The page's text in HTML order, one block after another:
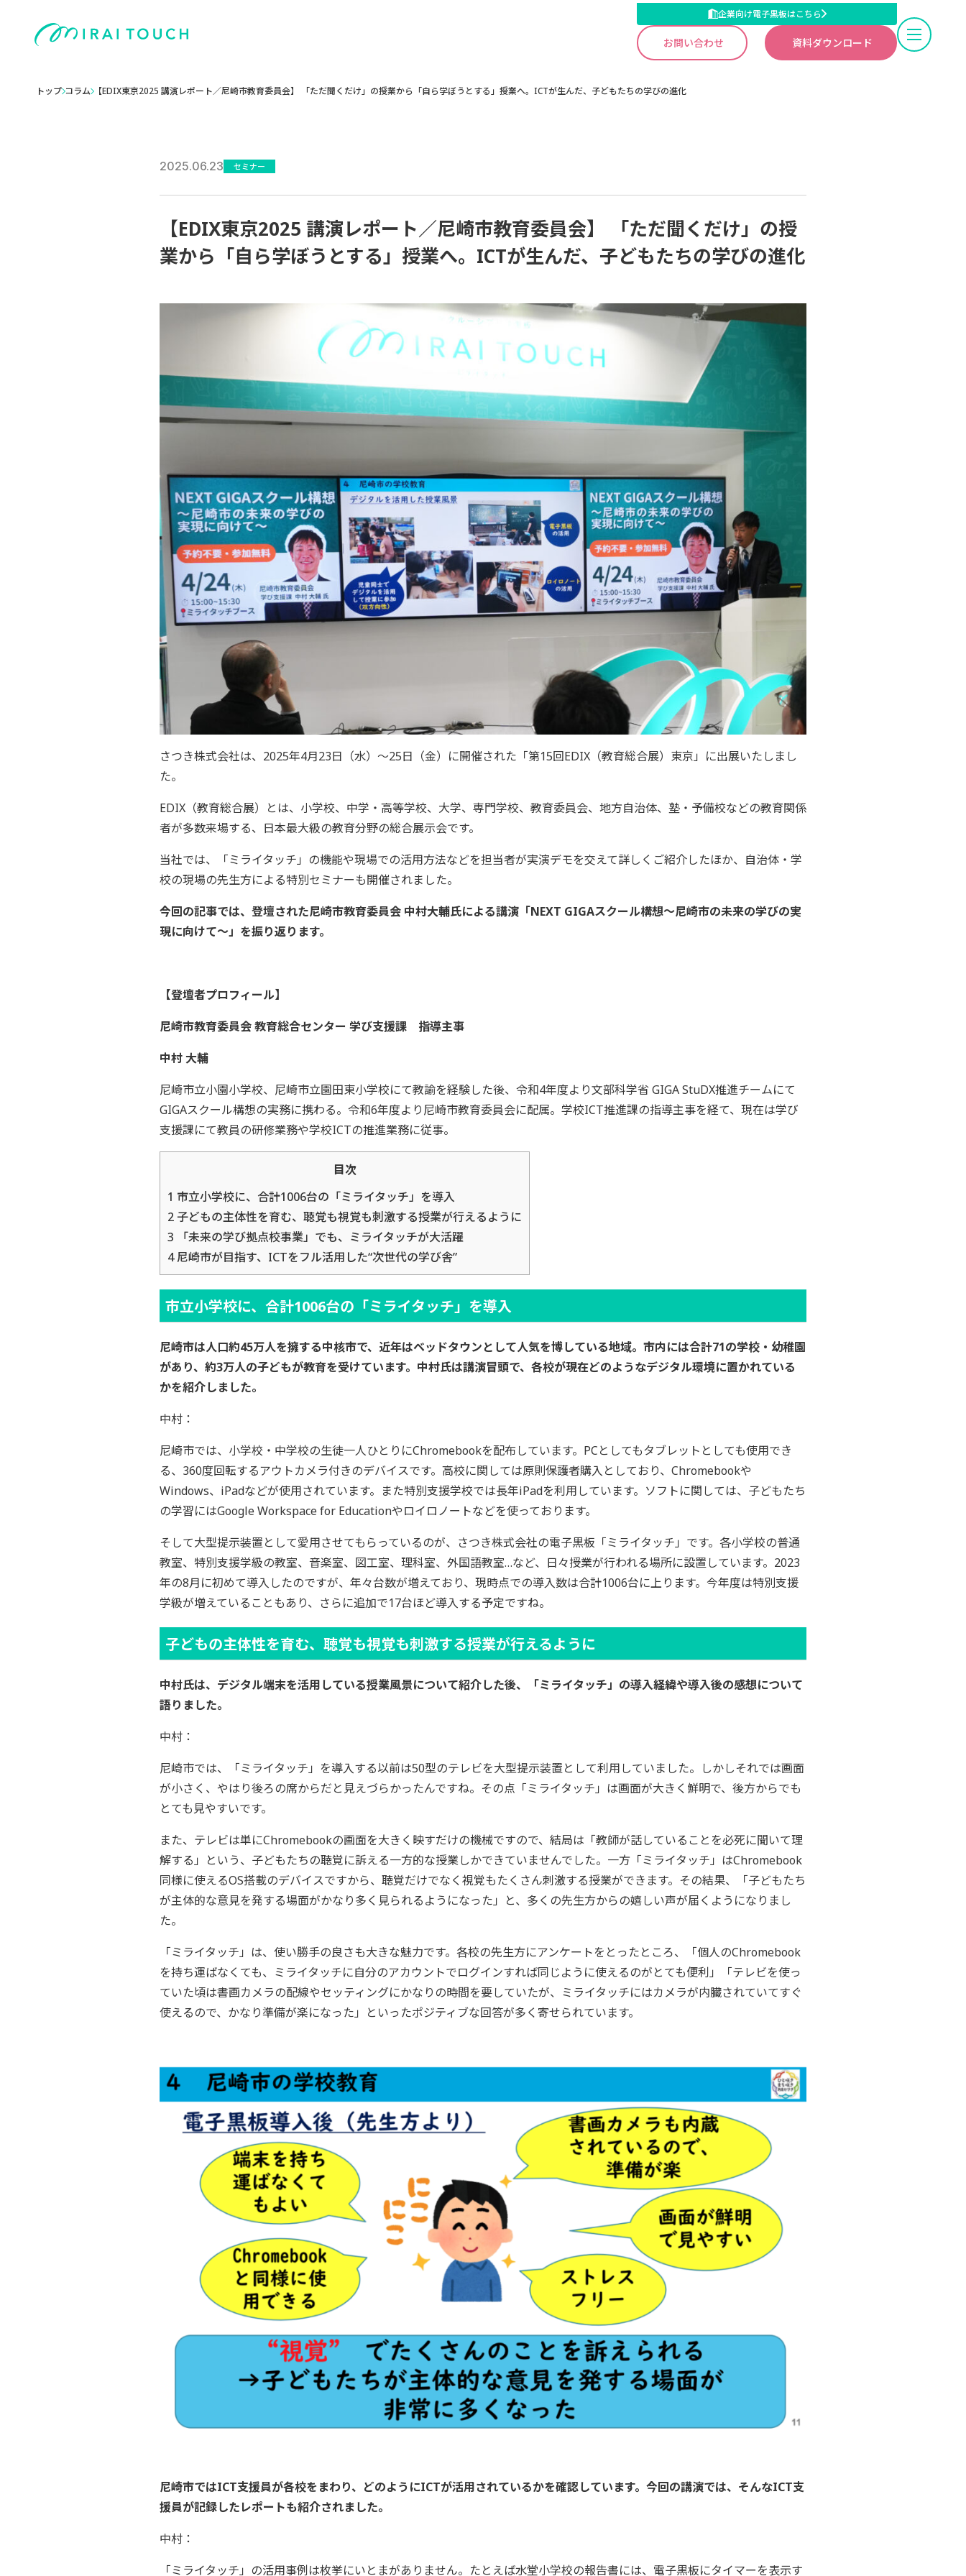
企業向け電子黒板はこちら
お問い合わせ 資料ダウンロード
トップ コラム 【EDIX東京2025 講演レポート／尼崎市教育委員会】 「ただ聞くだけ」の授業から「自ら学ぼうとする」授業へ。ICTが生んだ、子どもたちの学びの進化
2025.06.23 セミナー
【EDIX東京2025 講演レポート／尼崎市教育委員会】 「ただ聞くだけ」の授
業から「自ら学ぼうとする」授業へ。ICTが生んだ、子どもたちの学びの進化
さつき株式会社は、2025年4月23日（水）〜25日（金）に開催された「第15回EDIX（教育総合展）東京」に出展いたしまし
た。
EDIX（教育総合展）とは、小学校、中学・高等学校、大学、専門学校、教育委員会、地方自治体、塾・予備校などの教育関係
者が多数来場する、日本最大級の教育分野の総合展示会です。
当社では、「ミライタッチ」の機能や現場での活用方法などを担当者が実演デモを交えて詳しくご紹介したほか、自治体・学
校の現場の先生方による特別セミナーも開催されました。
今回の記事では、登壇された尼崎市教育委員会 中村大輔氏による講演「NEXT GIGAスクール構想〜尼崎市の未来の学びの実
現に向けて〜」を振り返ります。
【登壇者プロフィール】
尼崎市教育委員会 教育総合センター 学び支援課 指導主事
中村 大輔
尼崎市立小園小学校、尼崎市立園田東小学校にて教諭を経験した後、令和4年度より文部科学省 GIGA StuDX推進チームにて
GIGAスクール構想の実務に携わる。令和6年度より尼崎市教育委員会に配属。学校ICT推進課の指導主事を経て、現在は学び
支援課にて教員の研修業務や学校ICTの推進業務に従事。
目次
1 市立小学校に、合計1006台の「ミライタッチ」を導入
2 子どもの主体性を育む、聴覚も視覚も刺激する授業が行えるように
3 「未来の学び拠点校事業」でも、ミライタッチが大活躍
4尼崎市が目指す、ICTをフル活用した“次世代の学び舎”
市立小学校に、合計1006台の「ミライタッチ」を導入
尼崎市は人口約45万人を擁する中核市で、近年はベッドタウンとして人気を博している地域。市内には合計71の学校・幼稚園
があり、約3万人の子どもが教育を受けています。中村氏は講演冒頭で、各校が現在どのようなデジタル環境に置かれている
かを紹介しました。
中村：
尼崎市では、小学校・中学校の生徒一人ひとりにChromebookを配布しています。PCとしてもタブレットとしても使用でき
る、360度回転するアウトカメラ付きのデバイスです。高校に関しては原則保護者購入としており、Chromebookや
Windows、iPadなどが使用されています。また特別支援学校では長年iPadを利用しています。ソフトに関しては、子どもたち
の学習にはGoogle Workspace for Educationやロイロノートなどを使っております。
そして大型提示装置として愛用させてもらっているのが、さつき株式会社の電子黒板「ミライタッチ」です。各小学校の普通
教室、特別支援学級の教室、音楽室、図工室、理科室、外国語教室…など、日々授業が行われる場所に設置しています。2023
年の8月に初めて導入したのですが、年々台数が増えており、現時点での導入数は合計1006台に上ります。今年度は特別支援
学級が増えていることもあり、さらに追加で17台ほど導入する予定ですね。
子どもの主体性を育む、聴覚も視覚も刺激する授業が行えるように
中村氏は、デジタル端末を活用している授業風景について紹介した後、「ミライタッチ」の導入経緯や導入後の感想について
語りました。
中村：
尼崎市では、「ミライタッチ」を導入する以前は50型のテレビを大型提示装置として利用していました。しかしそれでは画面
が小さく、やはり後ろの席からだと見えづらかったんですね。その点「ミライタッチ」は画面が大きく鮮明で、後方からでも
とても見やすいです。
また、テレビは単にChromebookの画面を大きく映すだけの機械ですので、結局は「教師が話していることを必死に聞いて理
解する」という、子どもたちの聴覚に訴える一方的な授業しかできていませんでした。一方「ミライタッチ」はChromebook
同様に使えるOS搭載のデバイスですから、聴覚だけでなく視覚もたくさん刺激する授業ができます。その結果、「子どもたち
が主体的な意見を発する場面がかなり多く見られるようになった」と、多くの先生方からの嬉しい声が届くようになりまし
た。
「ミライタッチ」は、使い勝手の良さも大きな魅力です。各校の先生方にアンケートをとったところ、「個人のChromebook
を持ち運ばなくても、ミライタッチに自分のアカウントでログインすれば同じように使えるのがとても便利」「テレビを使っ
ていた頃は書画カメラの配線やセッティングにかなりの時間を要していたが、ミライタッチにはカメラが内臓されていてすぐ
使えるので、かなり準備が楽になった」といったポジティブな回答が多く寄せられています。
尼崎市ではICT支援員が各校をまわり、どのようにICTが活用されているかを確認しています。今回の講演では、そんなICT支
援員が記録したレポートも紹介されました。
中村：
「ミライタッチ」の活用事例は枚挙にいとまがありません。たとえば水堂小学校の報告書には、電子黒板にタイマーを表示す